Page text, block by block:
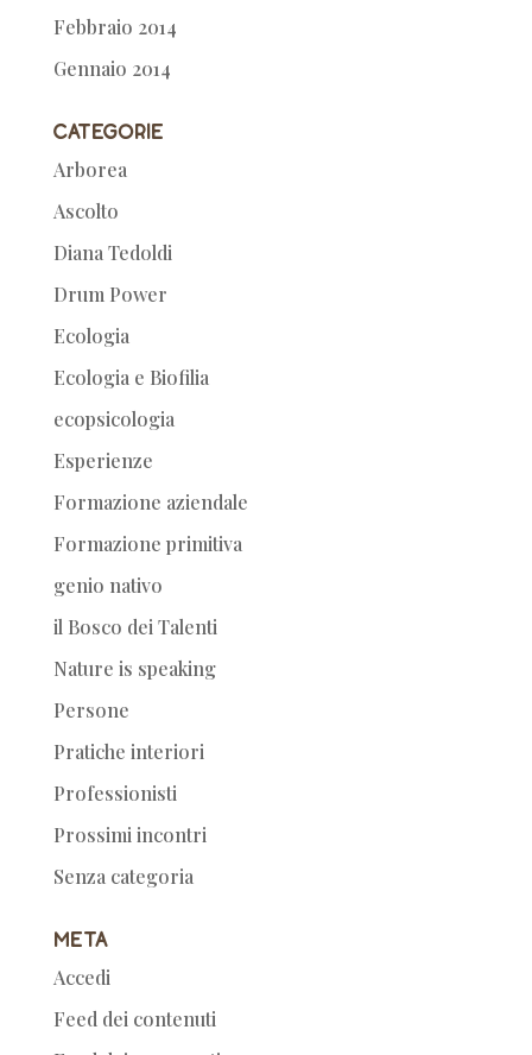
Febbraio 2014
Gennaio 2014
Categorie
Arborea
Ascolto
Diana Tedoldi
Drum Power
Ecologia
Ecologia e Biofilia
ecopsicologia
Esperienze
Formazione aziendale
Formazione primitiva
genio nativo
il Bosco dei Talenti
Nature is speaking
Persone
Pratiche interiori
Professionisti
Prossimi incontri
Senza categoria
Meta
Accedi
Feed dei contenuti